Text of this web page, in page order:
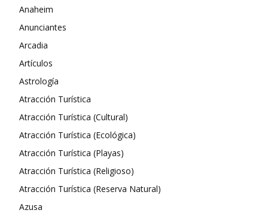
Anaheim
Anunciantes
Arcadia
Artículos
Astrología
Atracción Turística
Atracción Turística (Cultural)
Atracción Turística (Ecológica)
Atracción Turística (Playas)
Atracción Turística (Religioso)
Atracción Turística (Reserva Natural)
Azusa